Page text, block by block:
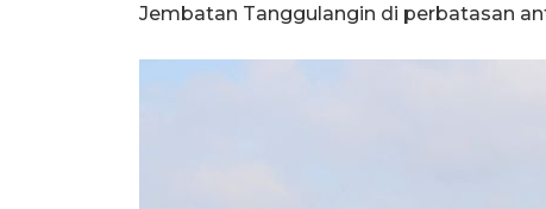
Jembatan Tanggulangin di perbatasan